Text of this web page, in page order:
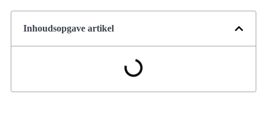
Inhoudsopgave artikel